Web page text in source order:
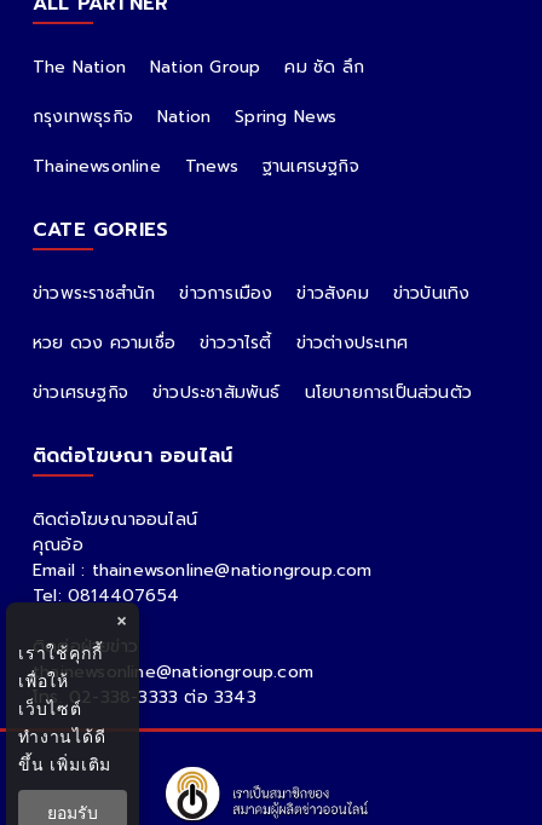
The Nation Nation Group
คม ชัด ลึก
กรุงเทพธุรกิจ
Nation
Spring News
Thainewsonline
Tnews ฐานเศรษฐกิจ
CATE GORIES
ข่าวพระราชสำนัก ข่าวการเมือง ข่าวสังคม
ข่าวบันเทิง
หวย ดวง ความเชื่อ
ข่าววาไรตี้
ข่าวต่างประเทศ
ข่าวเศรษฐกิจ
ข่าวประชาสัมพันธ์ นโยบายการเป็นส่วนตัว
ติดต่อโฆษณา ออนไลน์
ติดต่อโฆษณาออนไลน์
คุณอ้อ
Email : thainewsonline@nationgroup.com
Tel: 0814407654
ติดต่อฝ่ายข่าว
thainewsonline@nationgroup.com
โทร. 02-338-3333 ต่อ 3343
×
เราใช้คุกกี้
เพื่อให้
เว็บไซต์
ทำงานได้ดี
ขึ้น เพิ่มเติม
ยอมรับ